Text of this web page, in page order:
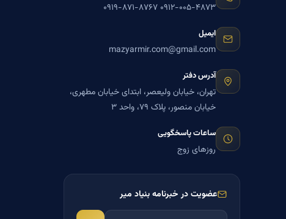
۰۹۱۲-۰۰۵-۴۸۷۳ ۰۹۱۹-۸۷۱-۸۷۶۷
ایمیل
mazyarmir.com@gmail.com
آدرس دفتر
تهران، خیابان ولیعصر، ابتدای خیابان مطهری،
خیابان منصور، پلاک ۷۹، واحد ۳
ساعات پاسخگویی
روزهای زوج
عضویت در خبرنامه بنیاد میر